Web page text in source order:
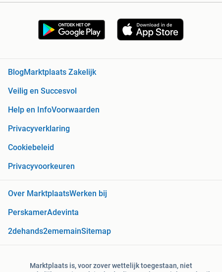
BlogMarktplaats Zakelijk
Veilig en Succesvol
Help en InfoVoorwaarden
Privacyverklaring
Cookiebeleid
Privacyvoorkeuren
Over MarktplaatsWerken bij
PerskamerAdevinta
2dehands2ememainSitemap
Marktplaats is, voor zover wettelijk toegestaan, niet